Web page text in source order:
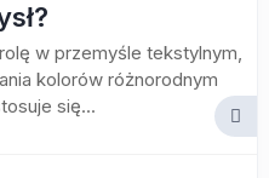
w przemyśle tekstylnym,
kolorów różnorodnym
się...